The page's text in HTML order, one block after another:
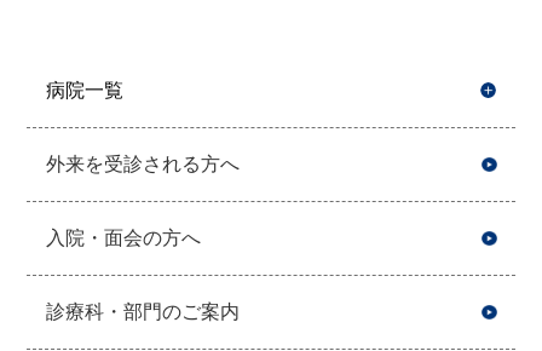
病院一覧
外来を受診される方へ
入院・面会の方へ
診療科・部門のご案内